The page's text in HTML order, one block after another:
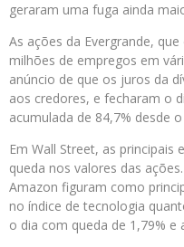
geraram uma fuga ainda
As ações da Evergrande,
milhões de empregos em
anúncio de que os juros da
aos credores, e fecharam o
acumulada de 84,7% desde
Em Wall Street, as
queda nos valores das
Amazon figuram como
no índice de tecnologia
o dia com queda de 1,79% e